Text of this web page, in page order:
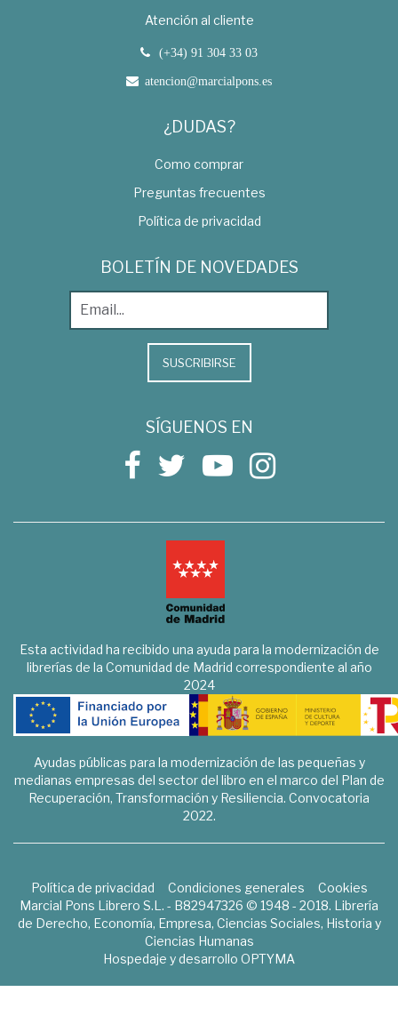
Atención al cliente
(+34) 91 304 33 03
atencion@marcialpons.es
¿DUDAS?
Como comprar
Preguntas frecuentes
Política de privacidad
BOLETÍN DE NOVEDADES
SUSCRIBIRSE
SÍGUENOS EN
Esta actividad ha recibido una ayuda para la modernización de
librerías de la Comunidad de Madrid correspondiente al año
2024
Ayudas públicas para la modernización de las pequeñas y
medianas empresas del sector del libro en el marco del Plan de
Recuperación, Transformación y Resiliencia. Convocatoria
2022.
Política de privacidad Condiciones generales
Cookies
Marcial Pons Librero S.L. - B82947326 © 1948 - 2018. Librería
de Derecho, Economía, Empresa, Ciencias Sociales, Historia y
Ciencias Humanas
Hospedaje y desarrollo OPTYMA